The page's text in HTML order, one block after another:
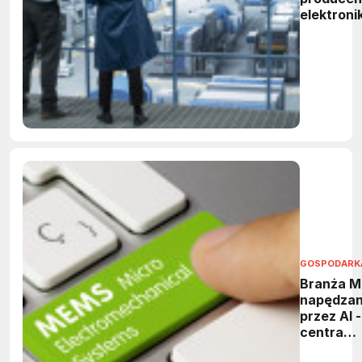
Branża
przez AI -
centra